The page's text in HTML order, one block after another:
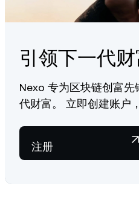
引领下一代财
Nexo 专为区块链创富
代财富。 立即创建账户
注册